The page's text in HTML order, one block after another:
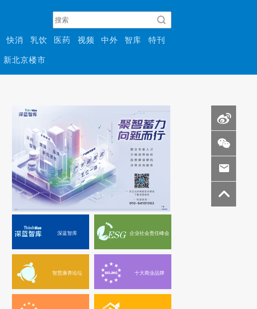
快消 乳饮 医药 视频 中外 智库 特刊
新北京楼市
深蓝智库 企业社会责任峰会
智慧康养论坛 十大商业品牌